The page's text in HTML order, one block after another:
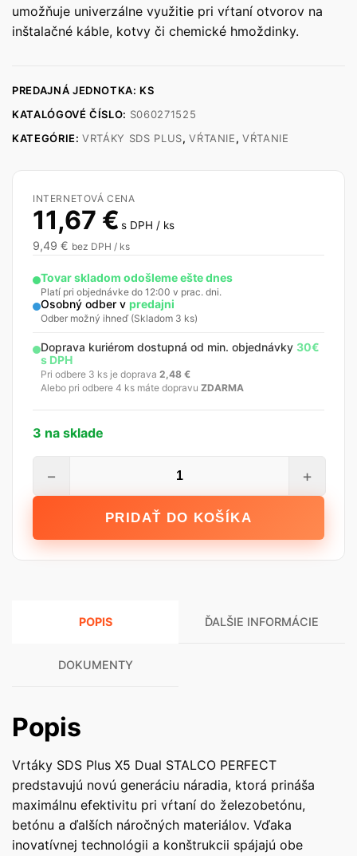
umožňuje univerzálne využitie pri vŕtaní otvorov na
inštalačné káble, kotvy či chemické hmoždinky.
PREDAJNÁ JEDNOTKA: KS
KATALÓGOVÉ ČÍSLO: S060271525
KATEGÓRIE:VRTÁKY SDS PLUS,VŔTANIE,VŔTANIE
INTERNETOVÁ CENA
11,67 € s DPH / ks
9,49 € bez DPH / ks
Tovar skladom odošleme ešte dnes
Platí pri objednávke do 12:00 v prac. dni.
Osobný odber v predajni
Odber možný ihneď (Skladom 3 ks)
Doprava kuriérom dostupná od min. objednávky 30€
s DPH
Pri odbere 3 ks je doprava 2,48 €
Alebo pri odbere 4 ks máte dopravu ZDARMA
3 na sklade
PLUS
− +
PRIDAŤ DO KOŠÍKA
POPIS ĎALŠIE INFORMÁCIE
DOKUMENTY
Popis
Vrtáky SDS Plus X5 Dual STALCO PERFECT
predstavujú novú generáciu náradia, ktorá prináša
maximálnu efektivitu pri vŕtaní do železobetónu,
betónu a ďalších náročných materiálov. Vďaka
inovatívnej technológii a konštrukcii spájajú obe